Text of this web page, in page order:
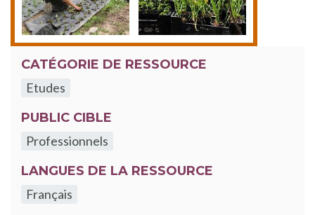
CATÉGORIE DE RESSOURCE
Etudes
PUBLIC CIBLE
Professionnels
LANGUES DE LA RESSOURCE
Français